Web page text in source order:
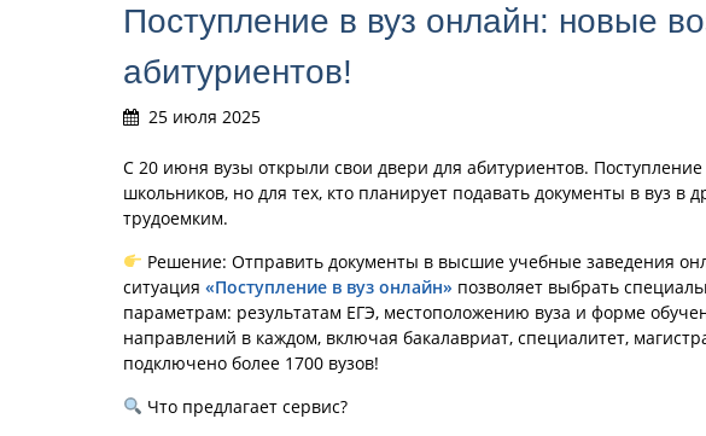
Поступление в вуз онлайн: новые
абитуриентов!
25 июля 2025
С 20 июня вузы открыли свои двери для абитуриентов.
школьников, но для тех, кто планирует подавать документы в вуз в
трудоемким.
Решение: Отправить документы в высшие учебные заведения
ситуация «Поступление в вуз онлайн» позволяет выбрать
параметрам: результатам ЕГЭ, местоположению вуза и форме
направлений в каждом, включая бакалавриат, специалитет,
подключено более 1700 вузов!
Что предлагает сервис?